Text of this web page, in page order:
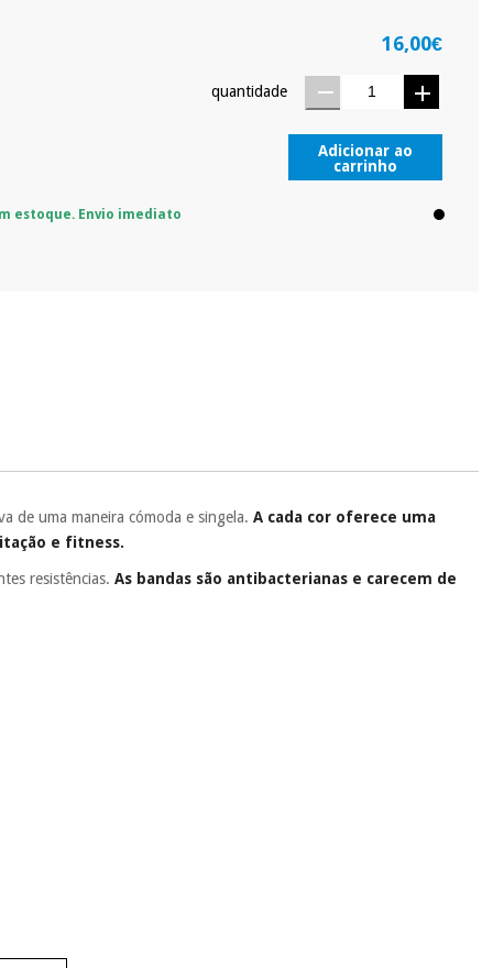
16,00€
quantidade
Adicionar ao
carrinho
estoque. Envio imediato
de uma maneira cómoda e singela.A cada cor oferece uma
e fitness.
resistências.As bandas são antibacterianas e carecem de